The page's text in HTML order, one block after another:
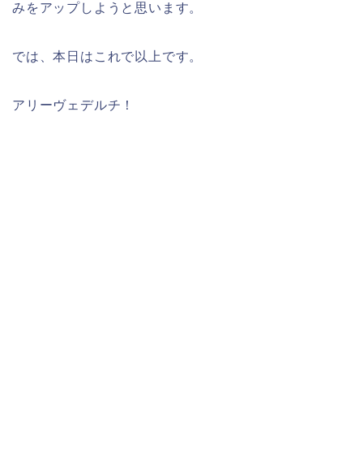
みをアップしようと思います。
では、本日はこれで以上です。
アリーヴェデルチ！